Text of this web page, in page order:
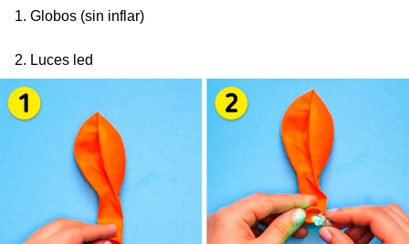
1. Globos (sin inflar)
2. Luces led